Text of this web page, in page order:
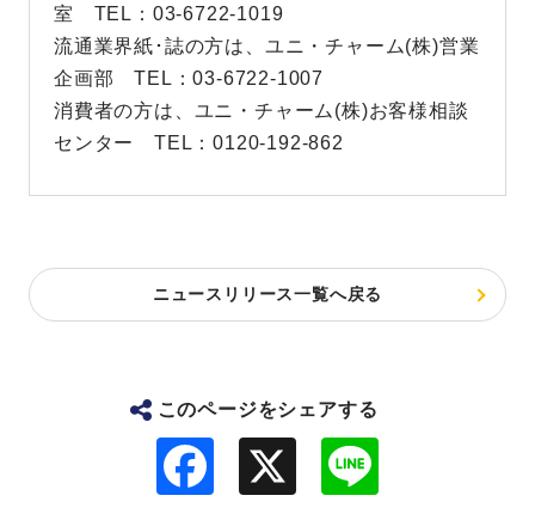
室 TEL：03-6722-1019
流通業界紙･誌の方は、ユニ・チャーム(株)営業
企画部 TEL：03-6722-1007
消費者の方は、ユニ・チャーム(株)お客様相談
センター TEL：0120-192-862
ニュースリリース一覧へ戻る
このページをシェアする